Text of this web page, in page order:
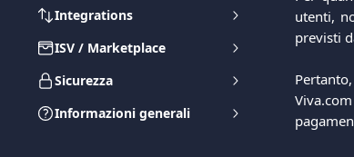
Integrations
ISV / Marketplace
Sicurezza
Informazioni generali
utenti,
previsti